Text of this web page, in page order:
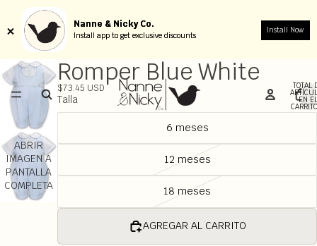
TOTAL
EN EL
ABRIR
IMAGEN A
PANTALLA
COMPLETA
Romper Blue White
$73.45 USD
Talla
6 meses
12 meses
18 meses
AGREGAR AL CARRITO
Nanne & Nicky Co.
Install app to get exclusive discounts
Install Now
Nanne & Nicky Co.
Install app to get exclusive discounts
Install Now